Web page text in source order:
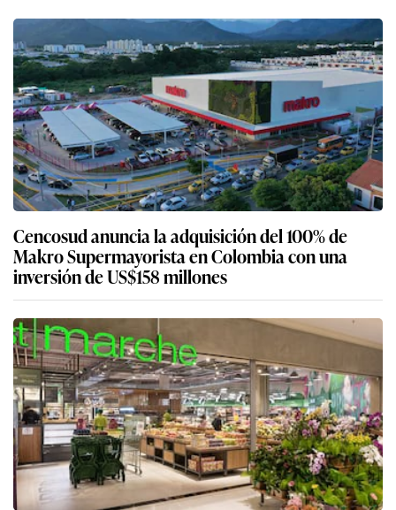
Cencosud anuncia la adquisición del 100% de
Makro Supermayorista en Colombia con una
inversión de US$158 millones
Cencosud firma acuerdo para la adquisición del
100% de las operaciones de St. Marche en Brasil